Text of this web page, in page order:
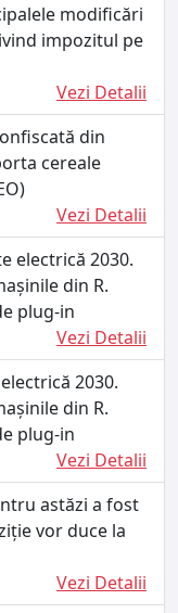
modificări
impozitul pe
Vezi Detalii
din
cereale
Vezi Detalii
electrică 2030.
din R.
plug-in
Vezi Detalii
2030.
din R.
plug-in
Vezi Detalii
astăzi a fost
vor duce la
Vezi Detalii